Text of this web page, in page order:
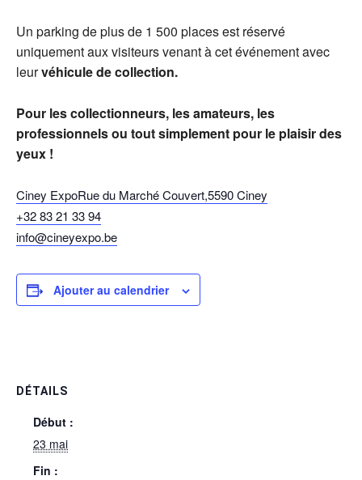
Un parking de plus de 1 500 places est réservé
uniquement aux visiteurs venant à cet événement avec
leurvéhicule de collection.
Pour les collectionneurs, les amateurs, les
professionnels ou tout simplement pour le plaisir des
yeux !
Ciney ExpoRue du Marché Couvert,5590Ciney
+32 83 21 33 94
info@cineyexpo.be
Ajouter au calendrier
DÉTAILS
Début :
23 mai
Fin :